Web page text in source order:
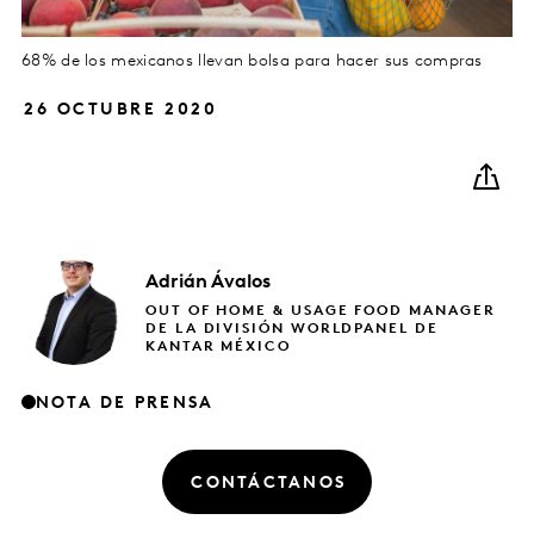
68% de los mexicanos llevan bolsa para hacer sus compras
26 OCTUBRE 2020
Adrián Ávalos
OUT OF HOME & USAGE FOOD MANAGER
DE LA DIVISIÓN WORLDPANEL DE
KANTAR MÉXICO
NOTA DE PRENSA
CONTÁCTANOS